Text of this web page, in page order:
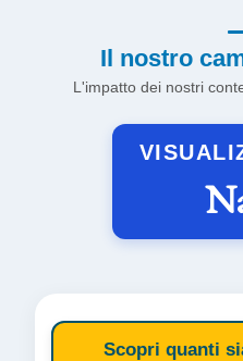
Il nostro
L'impatto dei nostri
Scopri quanti